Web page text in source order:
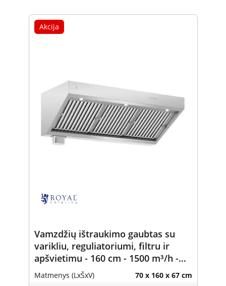
Akcija
Vamzdžių ištraukimo gaubtas su
varikliu, reguliatoriumi, filtru ir
apšvietimu - 160 cm - 1500 m³/h -
Royal Catering
Matmenys (LxŠxV) 70 x 160 x 67 cm